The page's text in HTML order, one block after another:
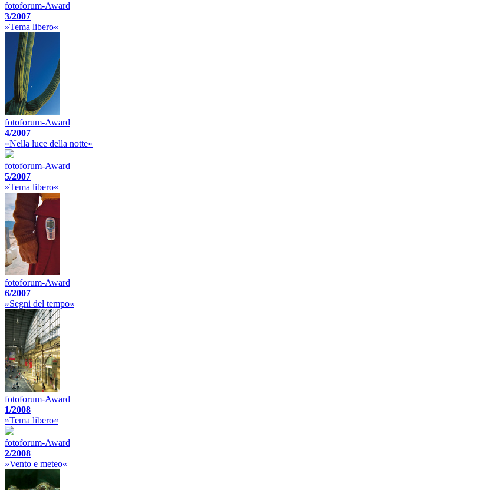
fotoforum-Award
3/2007
»Tema libero«
fotoforum-Award
4/2007
»Nella luce della notte«
fotoforum-Award
5/2007
»Tema libero«
fotoforum-Award
6/2007
»Segni del tempo«
fotoforum-Award
1/2008
»Tema libero«
fotoforum-Award
2/2008
»Vento e meteo«